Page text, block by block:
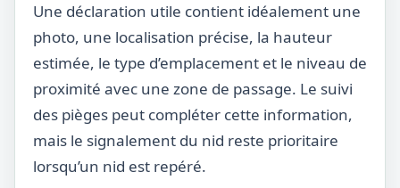
Une déclaration utile contient idéalement une
photo, une localisation précise, la hauteur
estimée, le type d’emplacement et le niveau de
proximité avec une zone de passage. Le suivi
des pièges peut compléter cette information,
mais le signalement du nid reste prioritaire
lorsqu’un nid est repéré.